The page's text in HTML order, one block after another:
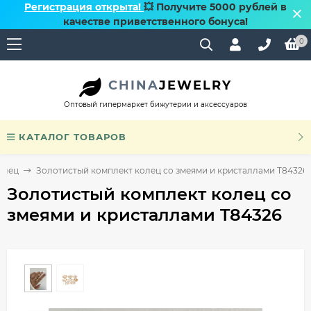
Регистрация открыта! 💥 Получите 5000 рублей в
качестве приветственного бонуса!
0
CHINAJEWELRY
Оптовый гипермаркет бижутерии и аксессуаров
КАТАЛОГ ТОВАРОВ
Золотистый комплект колец со змеями и кристаллами T84326
Золотистый комплект колец со
змеями и кристаллами T84326